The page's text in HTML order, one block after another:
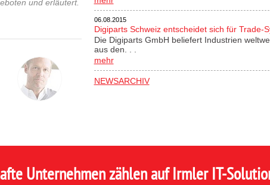
und erläutert.
06.08.2015
Digiparts Schweiz entscheidet sich für Trade-
Die Digiparts GmbH beliefert Industrien
aus den. . .
mehr
NEWSARCHIV
Unternehmen zählen auf Irmler IT-